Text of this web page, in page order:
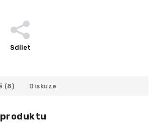
Sdílet
(8) Diskuze